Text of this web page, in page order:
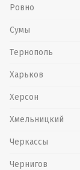
Ровно
Сумы
Тернополь
Харьков
Херсон
Хмельницкий
Черкассы
Чернигов